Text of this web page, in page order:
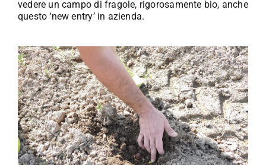
vedere un campo di fragole, rigorosamente bio, anche
questo ‘new entry’ in azienda.